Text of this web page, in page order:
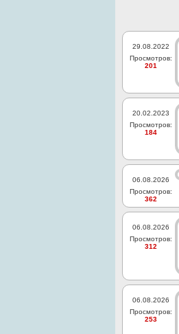
29.08.2022
Просмотров:
201
20.02.2023
Просмотров:
184
06.08.2026
Просмотров:
362
06.08.2026
Просмотров:
312
06.08.2026
Просмотров:
253